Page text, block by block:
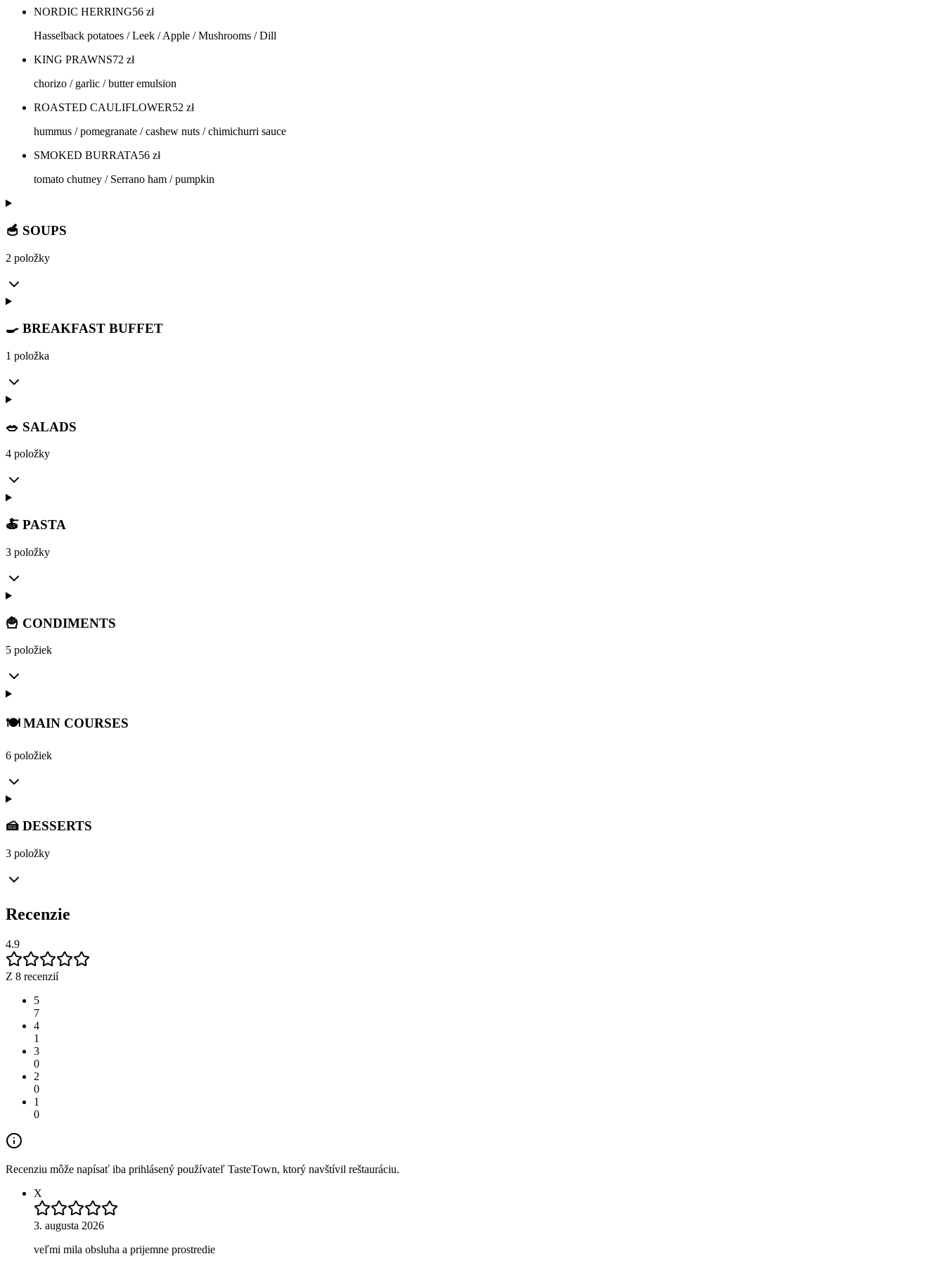
NORDIC HERRING56 zł
Hasselback potatoes / Leek / Apple / Mushrooms / Dill
KING PRAWNS72 zł
chorizo / garlic / butter emulsion
ROASTED CAULIFLOWER52 zł
hummus / pomegranate / cashew nuts / chimichurri sauce
SMOKED BURRATA56 zł
tomato chutney / Serrano ham / pumpkin
🥣 SOUPS
2 položky
🍳 BREAKFAST BUFFET
1 položka
🥗 SALADS
4 položky
🍝 PASTA
3 položky
🍟 CONDIMENTS
5 položiek
🍽️ MAIN COURSES
6 položiek
🍰 DESSERTS
3 položky
Recenzie
4.9
Z 8 recenzií
5
7
4
1
3
0
2
0
1
0
Recenziu môže napísať iba prihlásený používateľ TasteTown, ktorý navštívil reštauráciu.
X
3. augusta 2026
veľmi mila obsluha a prijemne prostredie